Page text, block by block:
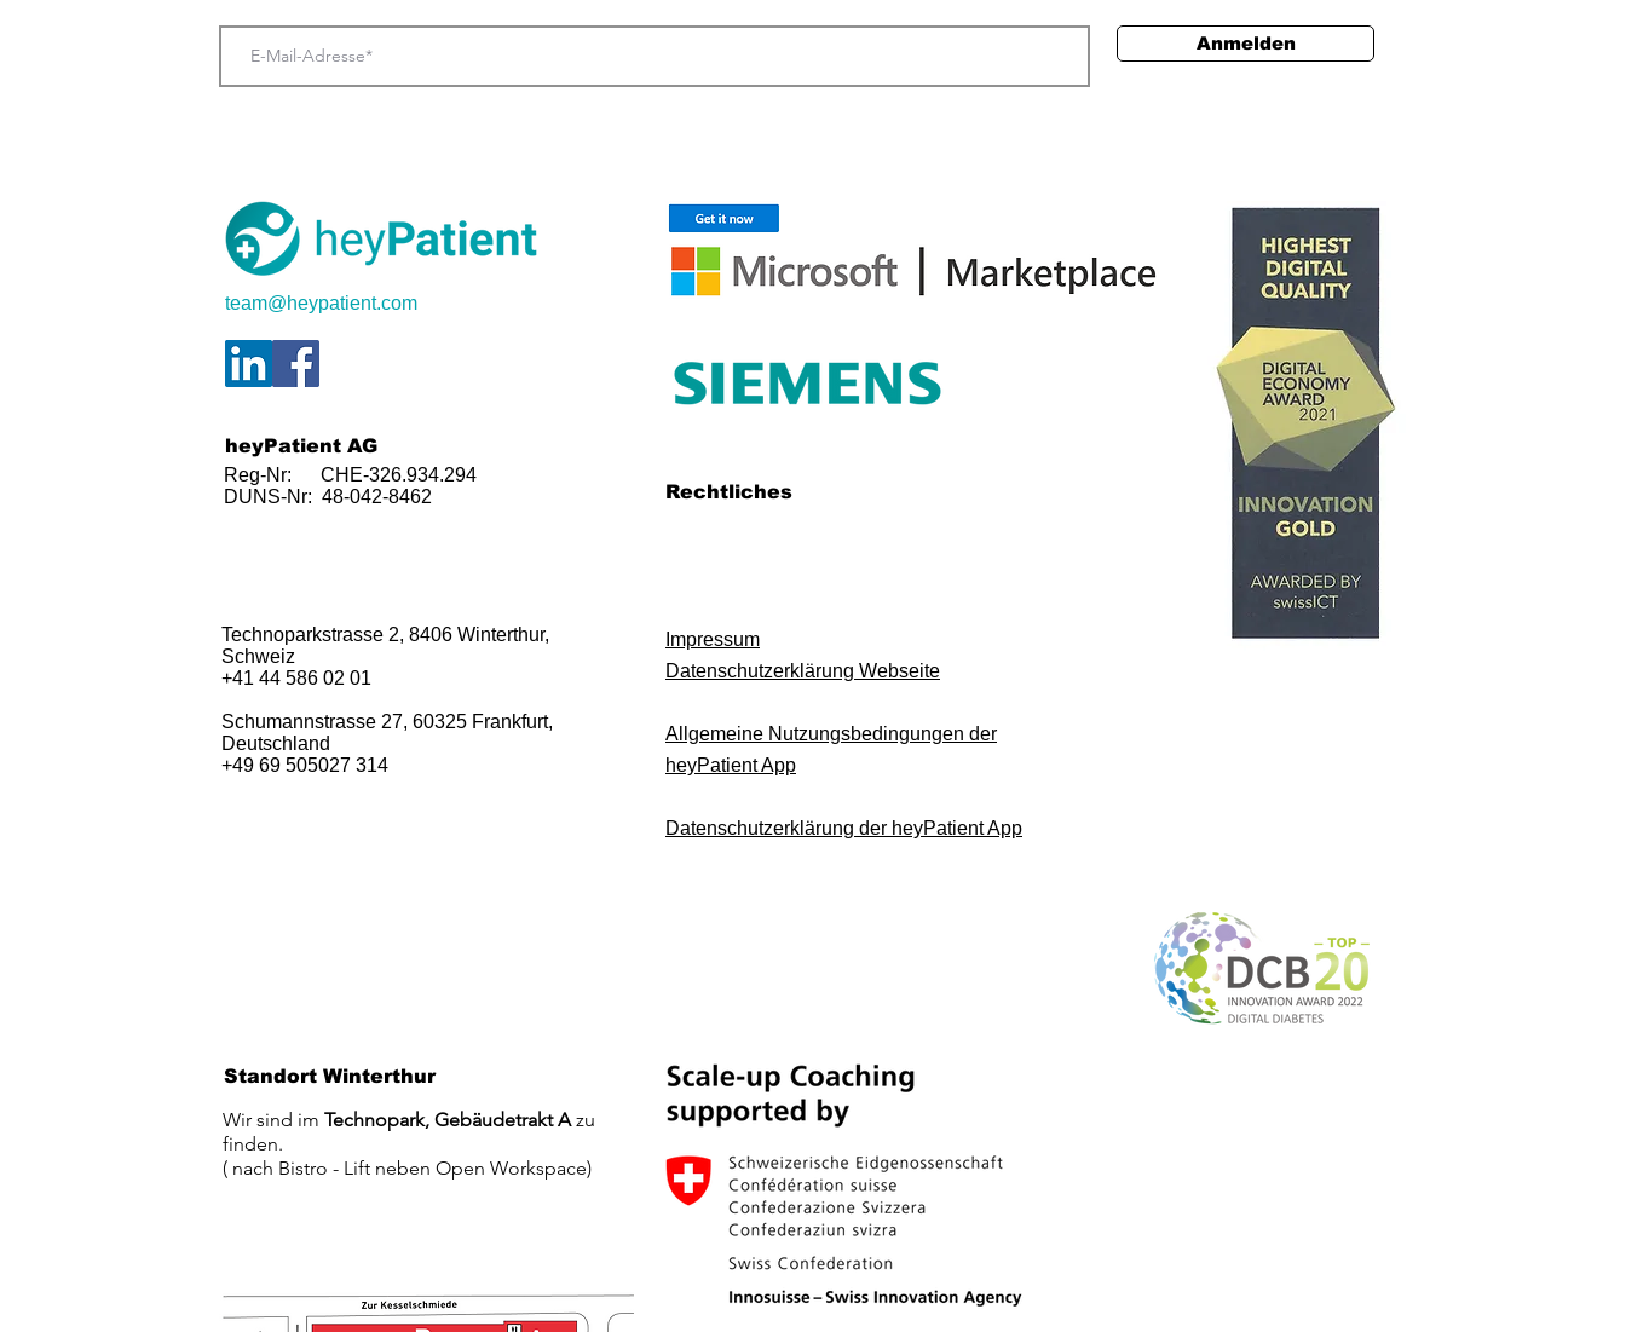
Anmelden
team@heypatient.com
heyPatient AG
Reg-Nr: CHE-326.934.294
DUNS-Nr: 48-042-8462
Technoparkstrasse 2, 8406 Winterthur,
Schweiz
+41 44 586 02 01
Schumannstrasse 27, 60325 Frankfurt,
Deutschland
+49 69 505027 314​
Rechtliches
Impressum
Datenschutzerklärung Webseite
Allgemeine Nutzungsbedingungen der
heyPatient App
Datenschutzerklärung der heyPatient App
Standort Winterthur
Wir sind im Technopark, Gebäudetrakt Azu
finden.
( nach Bistro - Lift neben Open Workspace)